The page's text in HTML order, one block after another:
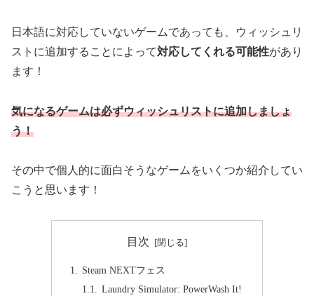
日本語に対応していないゲームであっても、ウィッシュリ
ストに追加することによって対応してくれる可能性があり
ます！
気になるゲームは必ずウィッシュリストに追加しましょ
う！
その中で個人的に面白そうなゲームをいくつか紹介してい
こうと思います！
目次
Steam NEXTフェス
Laundry Simulator: PowerWash It!